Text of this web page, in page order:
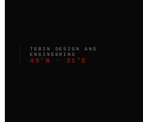
TEBIN DESIGN AND
ENGINEERING
49°N · 31°E